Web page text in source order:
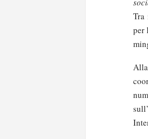
Tra
per